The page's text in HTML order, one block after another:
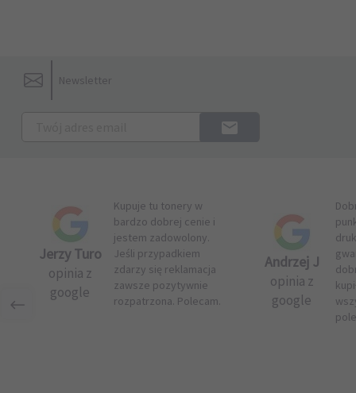
Newsletter
Jerzy Turo
opinia z
google
Kupuje tu tonery w
bardzo dobrej cenie i
jestem zadowolony.
Jeśli przypadkiem
zdarzy się reklamacja
zawsze pozytywnie
rozpatrzona. Polecam.
Andrzej J
opinia z
google